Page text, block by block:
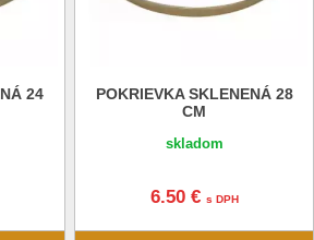
24
POKRIEVKA SKLENENÁ 28
CM
skladom
6.50 € s DPH